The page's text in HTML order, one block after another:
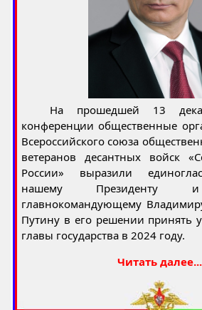
На прошедшей 13
конференции общественные
Всероссийского союза
ветеранов десантных войск
России» выразили
нашему Президенту и
главнокомандующему
Путину в его решении принять
главы государства в 2024 году.
Читать далее...